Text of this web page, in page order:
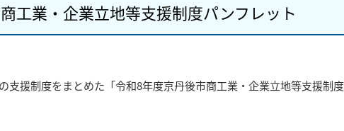
工業・企業立地等支援制度パンフレット
支援制度をまとめた「令和8年度京丹後市商工業・企業立地等支援制